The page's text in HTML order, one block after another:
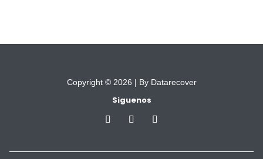
Copyright © 2026 | By Datarecover
Siguenos